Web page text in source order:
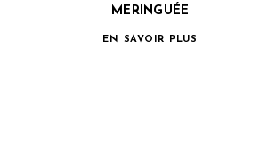
MERINGUÉE
EN SAVOIR PLUS